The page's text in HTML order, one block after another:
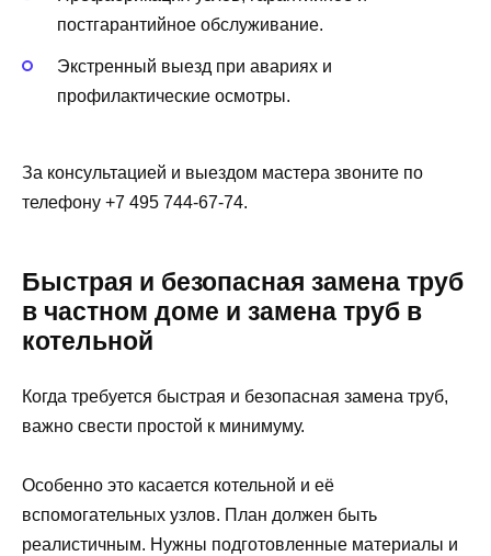
постгарантийное обслуживание.
Экстренный выезд при авариях и
профилактические осмотры.
За консультацией и выездом мастера звоните по
телефону +7 495 744-67-74.
Быстрая и безопасная замена труб
в частном доме и замена труб в
котельной
Когда требуется быстрая и безопасная замена труб,
важно свести простой к минимуму.
Особенно это касается котельной и её
вспомогательных узлов. План должен быть
реалистичным. Нужны подготовленные материалы и